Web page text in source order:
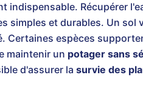
indispensable. Récupérer
simples et durables. Un sol
espèces
maintenir un potager sans
d'assurer la survie des